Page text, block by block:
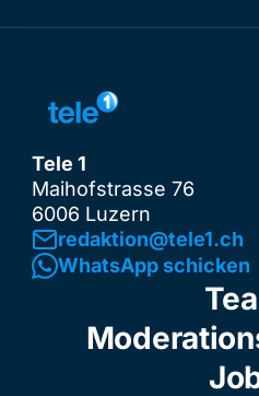
Tele 1
Maihofstrasse 76
6006 Luzern
redaktion@tele1.ch
WhatsApp schicken